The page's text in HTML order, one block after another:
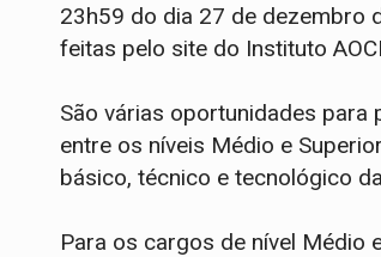
23h59 do dia 27 de dezembro
feitas pelo site do Instituto
São várias oportunidades
entre os níveis Médio e
básico, técnico e tecnológico
Para os cargos de nível Médio